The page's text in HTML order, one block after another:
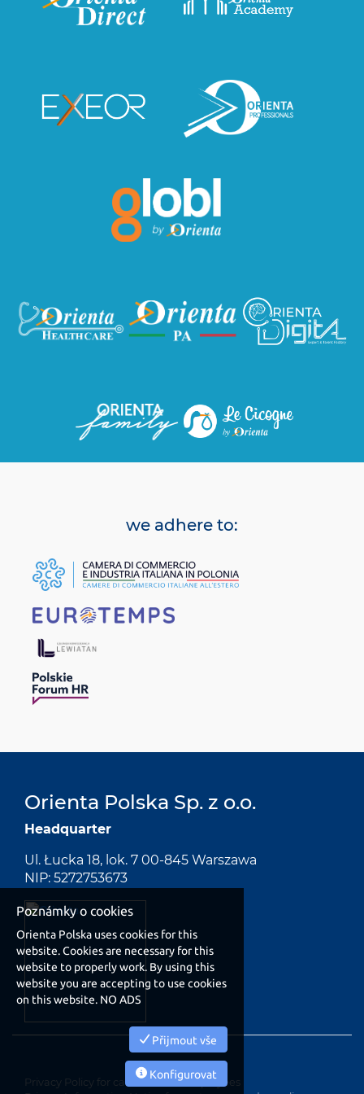
we adhere to:
Orienta Polska Sp. z o.o.
Headquarter
Ul. Łucka 18, lok. 7 00-845 Warszawa
NIP: 5272753673
Privacy Policy for candidates e employees
Poznámky o cookies
Orienta Polska uses cookies for this
website. Cookies are necessary for this
website to properly work. By using this
website you are accepting to use cookies
on this website. NO ADS
Přijmout vše
Konfigurovat